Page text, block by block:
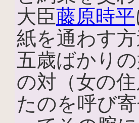
大臣藤原時平
紙を通わす
五歳ばかり
の対（女の
たのを呼び